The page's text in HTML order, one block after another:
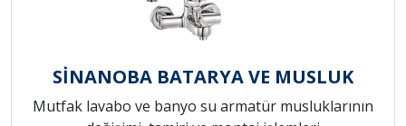
SİNANOBA BATARYA VE MUSLUK
Mutfak lavabo ve banyo su armatür musluklarının